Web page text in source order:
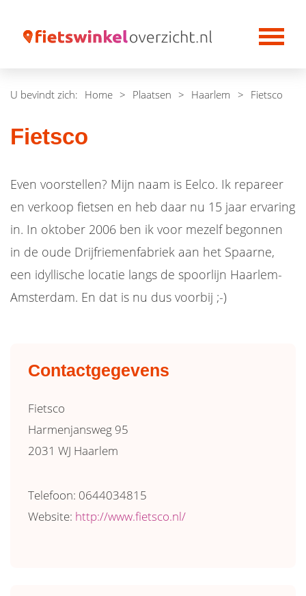
U bevindt zich: Home > Plaatsen > Haarlem > Fietsco
Fietsco
Even voorstellen? Mijn naam is Eelco. Ik repareer
en verkoop fietsen en heb daar nu 15 jaar ervaring
in. In oktober 2006 ben ik voor mezelf begonnen
in de oude Drijfriemenfabriek aan het Spaarne,
een idyllische locatie langs de spoorlijn Haarlem-
Amsterdam. En dat is nu dus voorbij ;-)
Contactgegevens
Fietsco
Harmenjansweg 95
2031 WJ Haarlem
Telefoon: 0644034815
Website: http://www.fietsco.nl/